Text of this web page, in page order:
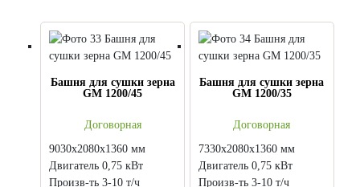
Башня для сушки зерна
GM 1200/45
Договорная
9030х2080х1360 мм
Двигатель 0,75 кВт
Произв-ть 3-10 т/ч
Башня для сушки зерна
GM 1200/35
Договорная
7330х2080х1360 мм
Двигатель 0,75 кВт
Произв-ть 3-10 т/ч